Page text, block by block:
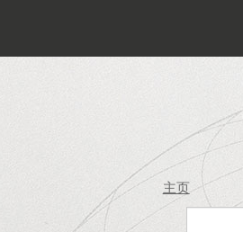
主页